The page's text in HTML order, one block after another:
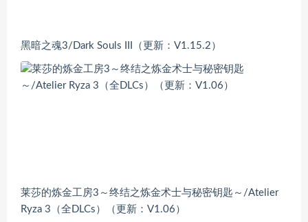
黑暗之魂3/Dark Souls III（更新：V1.15.2）
莱莎的炼金工房3～终结之炼金术士与秘密钥匙～/Atelier
Ryza 3（全DLCs）（更新：V1.06）